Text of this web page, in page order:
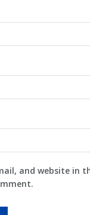
and website in